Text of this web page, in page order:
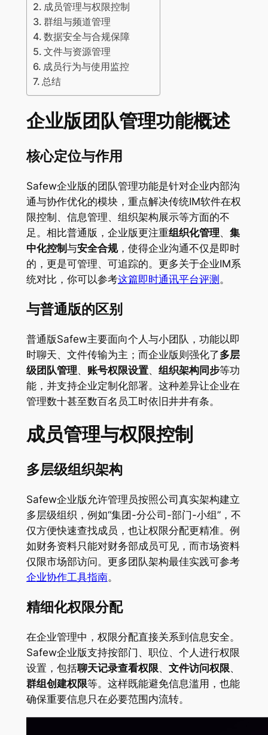
成员管理与权限控制
群组与频道管理
数据安全与合规保障
文件与资源管理
成员行为与使用监控
总结
企业版团队管理功能概述
核心定位与作用
Safew企业版的团队管理功能是针对企业内部沟
通与协作优化的模块，重点解决传统IM软件在权
限控制、信息管理、组织架构展示等方面的不
足。相比普通版，企业版更注重组织化管理、 集
中化控制 与安全合规，使得企业沟通不仅是即时
的，更是可管理、可追踪的。更多关于企业IM系
统对比，你可以参考这篇即时通讯平台评测 。
与普通版的区别
普通版Safew主要面向个人与小团队，功能以即
时聊天、文件传输为主；而企业版则强化了多层
级团队管理、 账号权限设置、 组织架构同步等功
能，并支持企业定制化部署。这种差异让企业在
管理数十甚至数百名员工时依旧井井有条。
成员管理与权限控制
多层级组织架构
Safew企业版允许管理员按照公司真实架构建立
多层级组织，例如“集团-分公司-部门-小组”，不
仅方便快速查找成员，也让权限分配更精准。例
如财务资料只能对财务部成员可见，而市场资料
仅限市场部访问。更多团队架构最佳实践可参考
企业协作工具指南。
精细化权限分配
在企业管理中，权限分配直接关系到信息安全。
Safew企业版支持按部门、职位、个人进行权限
设置，包括聊天记录查看权限、 文件访问权限、
群组创建权限等。这样既能避免信息滥用，也能
确保重要信息只在必要范围内流转。